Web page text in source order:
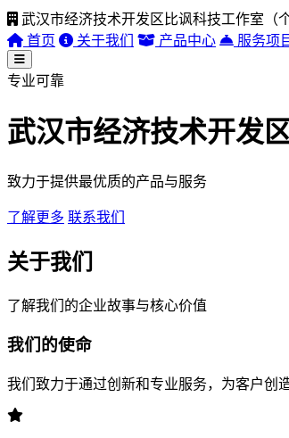
武汉市经济技术开发区比讽科技工作室（
首页
关于我们 产品中心 服务项
专业可靠
武汉市经济技术开发
致力于提供最优质的产品与服务
了解更多 联系我们
关于我们
了解我们的企业故事与核心价值
我们的使命
我们致力于通过创新和专业服务，为客户创